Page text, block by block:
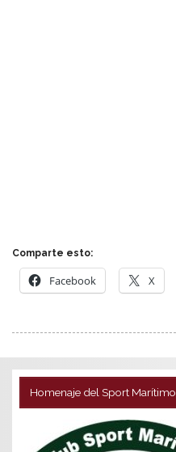
Comparte esto:
Facebook X
Homenaje del Sport Marítimo